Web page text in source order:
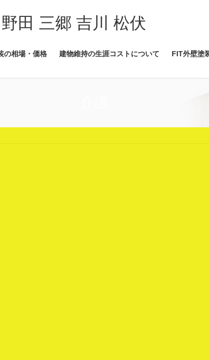
田 三郷 吉川 松伏
の相場・価格 建物維持の生涯コストについて FIT外壁塗